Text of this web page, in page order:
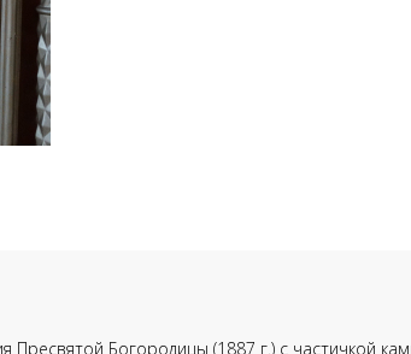
Пресвятой Богородицы (1887 г.) с частичкой